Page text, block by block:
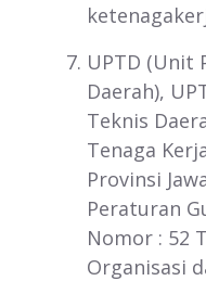
UPTD (Unit
Daerah),
Teknis
Tenaga
Provinsi
Peraturan
Nomor : 52
Organisasi